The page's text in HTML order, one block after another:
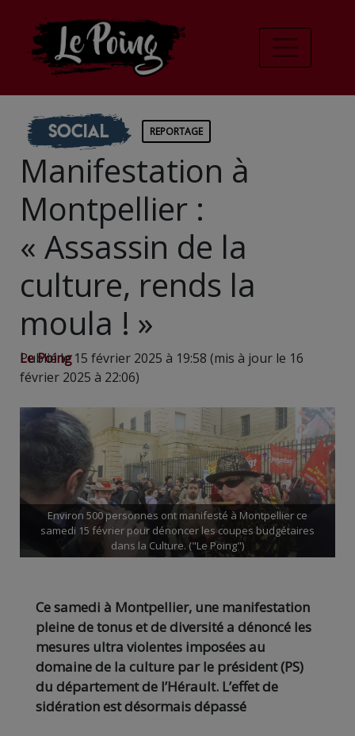
Social REPORTAGE
Manifestation à
Montpellier :
« Assassin de la
culture, rends la
moula ! »
Le Poing
Publié le 15 février 2025 à 19:58 (mis à jour le 16
février 2025 à 22:06)
Environ 500 personnes ont manifesté à Montpellier ce
samedi 15 février pour dénoncer les coupes budgétaires
dans la Culture. ("Le Poing")
Ce samedi à Montpellier, une manifestation
pleine de tonus et de diversité a dénoncé les
mesures ultra violentes imposées au
domaine de la culture par le président (PS)
du département de l’Hérault. L’effet de
sidération est désormais dépassé